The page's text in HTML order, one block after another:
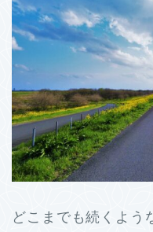
どこまでも続くよ